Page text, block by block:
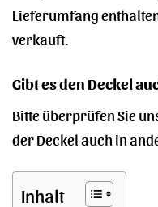
Lieferumfang
verkauft.
Gibt es den Deckel
Bitte überprüfen Sie
der Deckel auch in
Inhalt